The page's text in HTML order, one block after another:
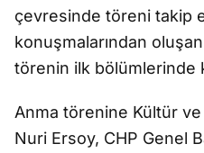
çevresinde töreni takip
konuşmalarından
törenin ilk bölümlerinde
Anma törenine Kültür
Nuri Ersoy, CHP Genel